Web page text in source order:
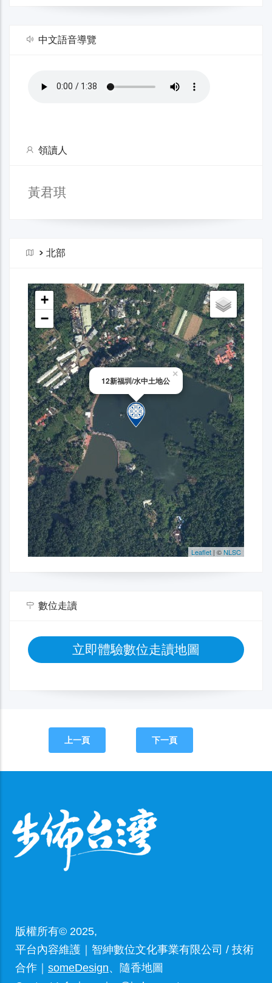
中文語音導覽
領讀人
黃君琪
> 北部
數位走讀
立即體驗數位走讀地圖
上一頁 下一頁
版權所有© 2025,
平台內容維護｜智紳數位文化事業有限公司 / 技術
合作｜ someDesign、隨香地圖